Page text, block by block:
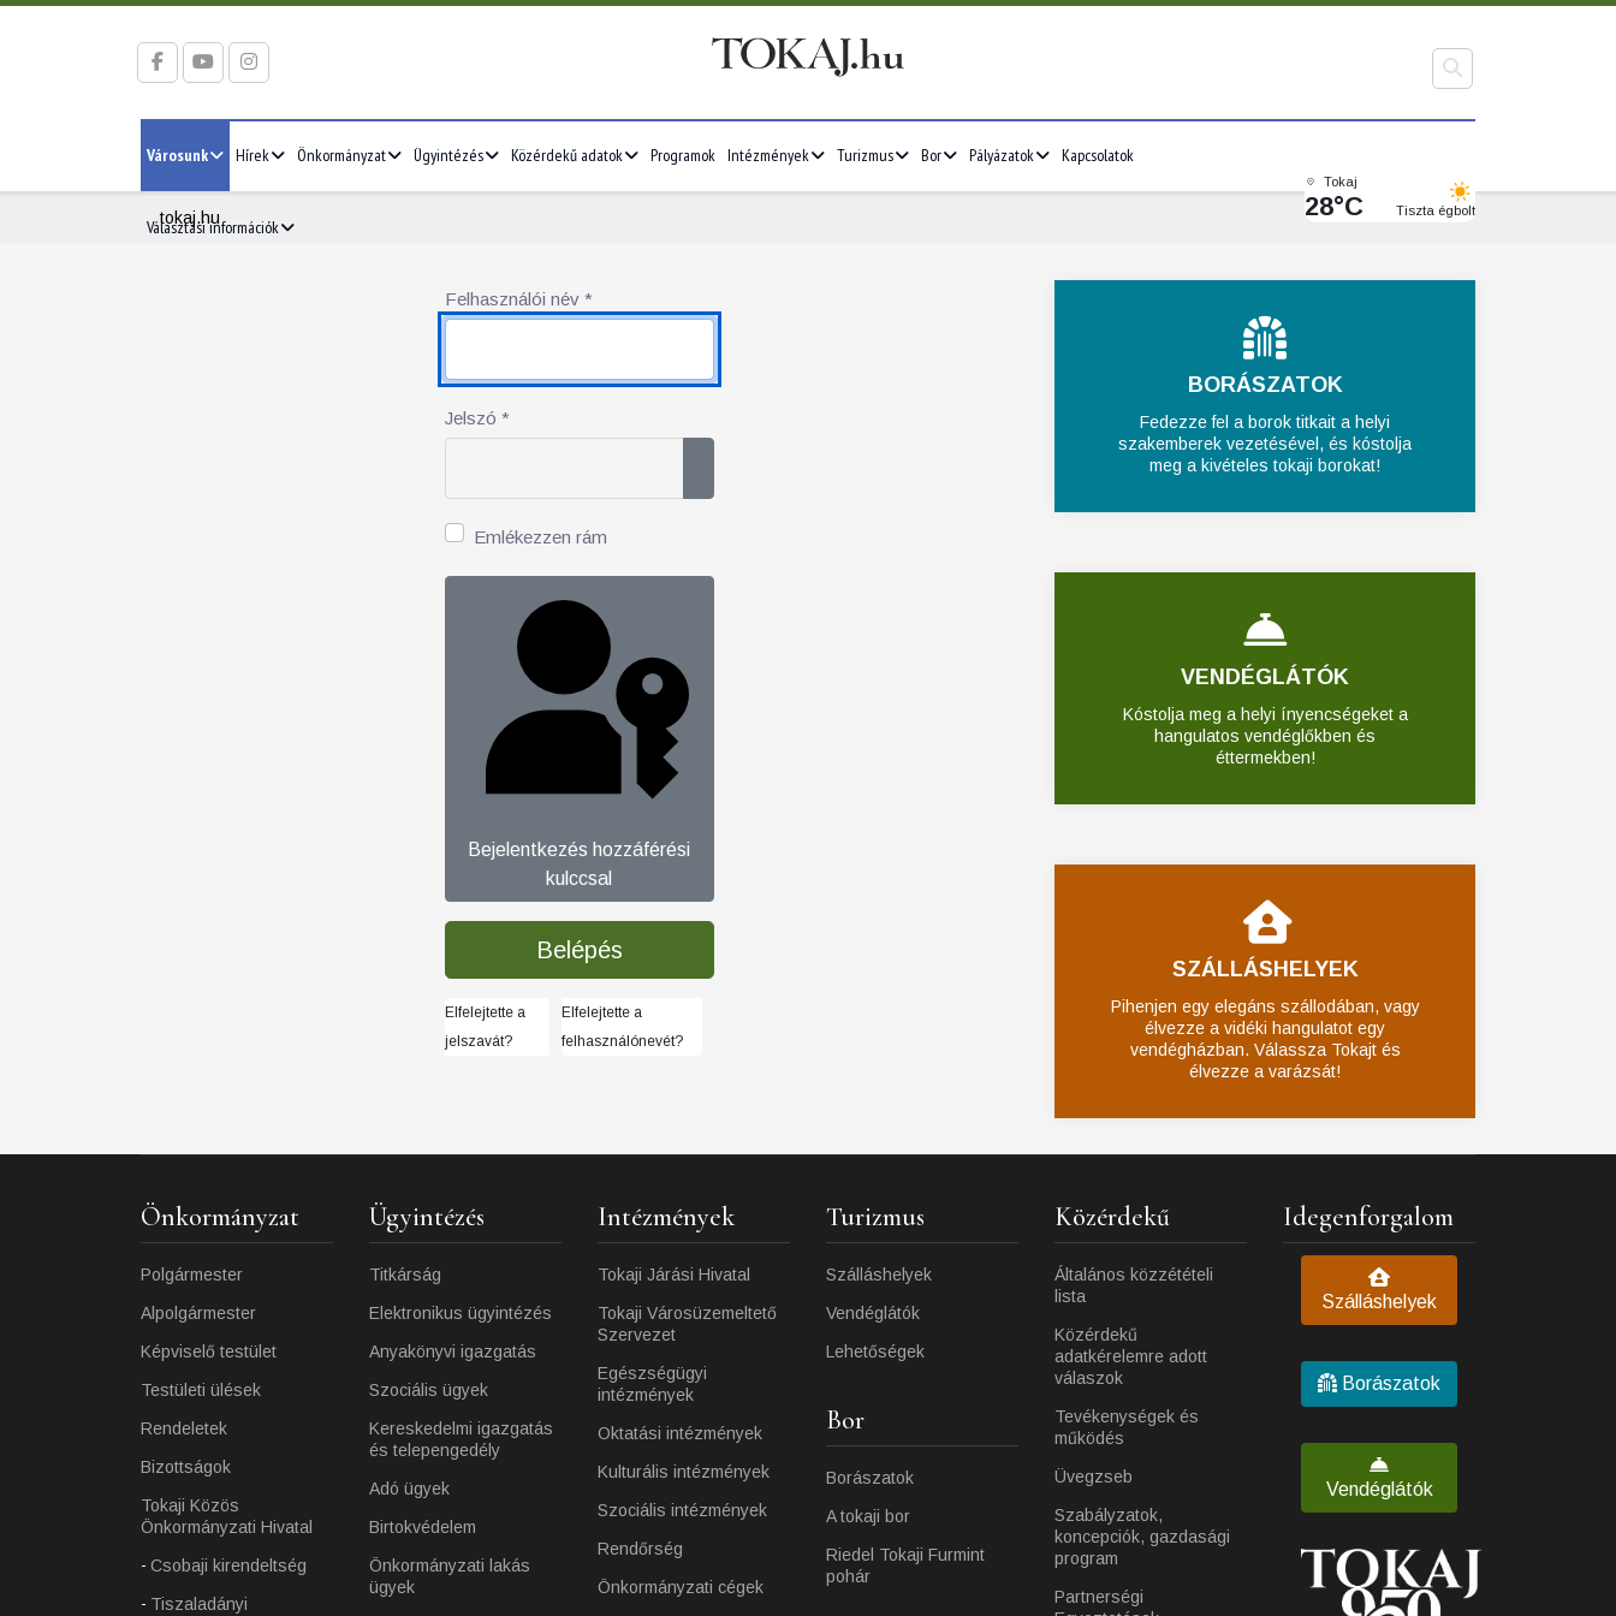
Városunk Hírek Önkormányzat Ügyintézés Közérdekű adatok Programok Intézmények Turizmus Bor Pályázatok Kapcsolatok
Választási információk
Tokaj
28°C Tiszta égbolt
tokaj.hu
Felhasználói név *
Jelszó *
Emlékezzen rám
Bejelentkezés hozzáférési
kulccsal
Belépés
Elfelejtette a
jelszavát?
Elfelejtette a
felhasználónevét?
BORÁSZATOK
Fedezze fel a borok titkait a helyi
szakemberek vezetésével, és kóstolja
meg a kivételes tokaji borokat!
VENDÉGLÁTÓK
Kóstolja meg a helyi ínyencségeket a
hangulatos vendéglőkben és
éttermekben!
SZÁLLÁSHELYEK
Pihenjen egy elegáns szállodában, vagy
élvezze a vidéki hangulatot egy
vendégházban. Válassza Tokajt és
élvezze a varázsát!
Önkormányzat
Polgármester
Alpolgármester
Képviselő testület
Testületi ülések
Rendeletek
Bizottságok
Tokaji Közös
Önkormányzati Hivatal
Csobaji kirendeltség
Tiszaladányi
Ügyintézés
Titkárság
Elektronikus ügyintézés
Anyakönyvi igazgatás
Szociális ügyek
Kereskedelmi igazgatás
és telepengedély
Adó ügyek
Birtokvédelem
Önkormányzati lakás
ügyek
Intézmények
Tokaji Járási Hivatal
Tokaji Városüzemeltető
Szervezet
Egészségügyi
intézmények
Oktatási intézmények
Kulturális intézmények
Szociális intézmények
Rendőrség
Önkormányzati cégek
Turizmus
Szálláshelyek
Vendéglátók
Lehetőségek
Bor
Borászatok
A tokaji bor
Riedel Tokaji Furmint
pohár
Közérdekű
Általános közzétételi
lista
Közérdekű
adatkérelemre adott
válaszok
Tevékenységek és
működés
Üvegzseb
Szabályzatok,
koncepciók, gazdasági
program
Partnerségi
Idegenforgalom
Szálláshelyek
Borászatok
Vendéglátók